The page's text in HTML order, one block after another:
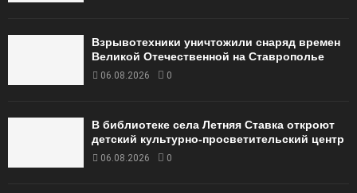
Взрывотехники уничтожили снаряд времен
Великой Отечественной на Ставрополье
06.08.2026 0
В библиотеке села Летняя Ставка откроют
детский культурно-просветительский центр
06.08.2026 0